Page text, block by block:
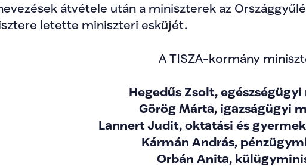
átvétele után a miniszterek az
letette miniszteri esküjét.
A TISZA-kormány
Hegedűs Zsolt,
Görög Márta, igazságügyi
Lannert Judit, oktatási és
Kármán András,
Orbán Anita,